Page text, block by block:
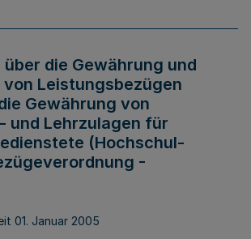
die Gewährung und
von Leistungsbezügen
Gewährung von
und Lehrzulagen für
(Hochschul-
-
01. Januar 2005